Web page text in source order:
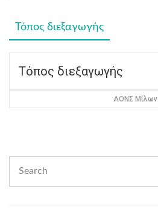
Τόπος διεξαγωγής
Τόπος διεξαγωγής
ΑΟΝΣ Μίλων
for: